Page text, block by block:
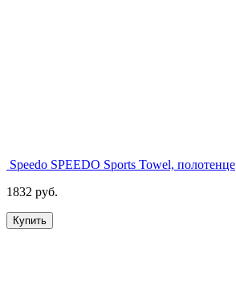
Speedo SPEEDO Sports Towel, полотенце
1832 руб.
Купить